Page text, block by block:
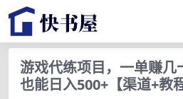
游戏代练项目，一单赚几
也能日入500+【渠道+教程